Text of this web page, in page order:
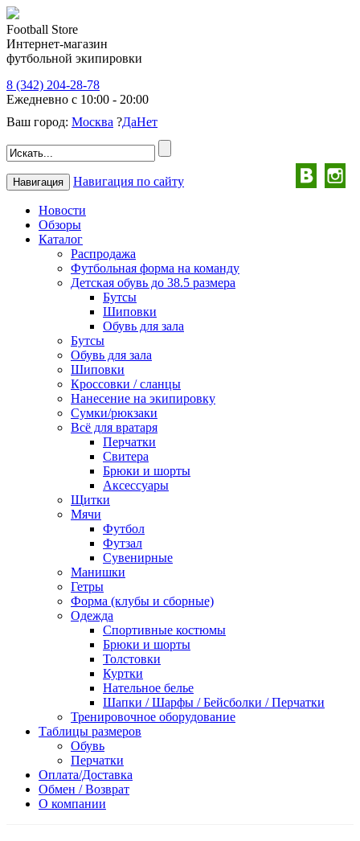
Football Store
Интернет-магазин
футбольной экипировки
8 (342) 204-28-78
Ежедневно с 10:00 - 20:00
Ваш город: Москва ?ДаНет
Навигация Навигация по сайту
Новости
Обзоры
Каталог
Распродажа
Футбольная форма на команду
Детская обувь до 38.5 размера
Бутсы
Шиповки
Обувь для зала
Бутсы
Обувь для зала
Шиповки
Кроссовки / сланцы
Нанесение на экипировку
Сумки/рюкзаки
Всё для вратаря
Перчатки
Cвитера
Брюки и шорты
Аксессуары
Щитки
Мячи
Футбол
Футзал
Сувенирные
Манишки
Гетры
Форма (клубы и сборные)
Одежда
Спортивные костюмы
Брюки и шорты
Толстовки
Куртки
Нательное белье
Шапки / Шарфы / Бейсболки / Перчатки
Тренировочное оборудование
Таблицы размеров
Обувь
Перчатки
Оплата/Доставка
Обмен / Возврат
О компании